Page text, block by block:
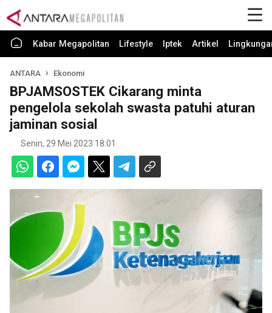
Kabar Megapolitan Lifestyle Iptek Artikel
ANTARA Ekonomi
BPJAMSOSTEK Cikarang minta
pengelola sekolah swasta patuhi aturan
jaminan sosial
Senin, 29 Mei 2023 18:01